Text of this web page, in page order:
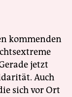
kommenden
jetzt
Auch
sich vor Ort